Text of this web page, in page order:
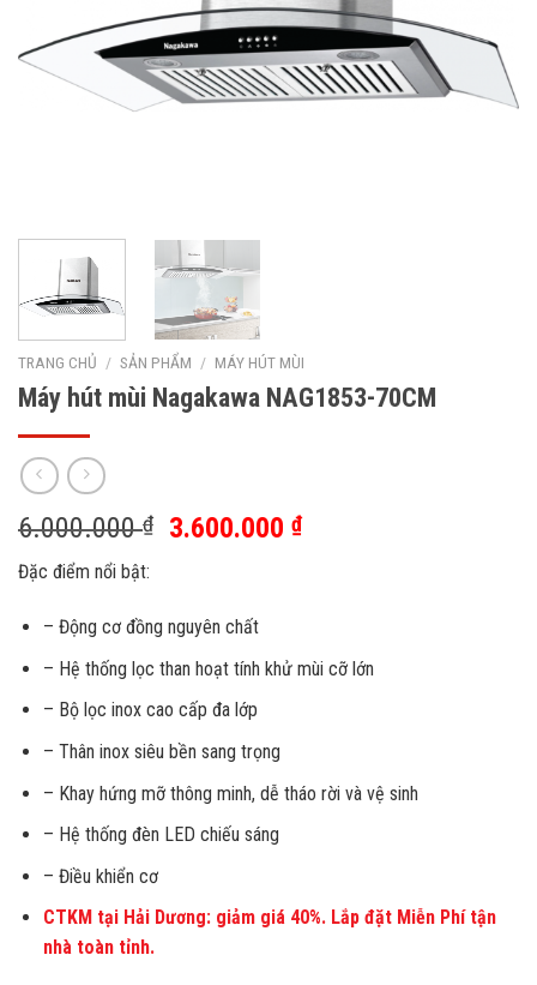
TRANG CHỦ / SẢN PHẨM / MÁY HÚT MÙI
Máy hút mùi Nagakawa NAG1853-70CM
6.000.000₫ 3.600.000₫
Đặc điểm nổi bật:
– Động cơ đồng nguyên chất
– Hệ thống lọc than hoạt tính khử mùi cỡ lớn
– Bộ lọc inox cao cấp đa lớp
– Thân inox siêu bền sang trọng
– Khay hứng mỡ thông minh, dễ tháo rời và vệ sinh
– Hệ thống đèn LED chiếu sáng
– Điều khiển cơ
CTKM tại Hải Dương: giảm giá 40%. Lắp đặt Miễn Phí tận
nhà toàn tỉnh.